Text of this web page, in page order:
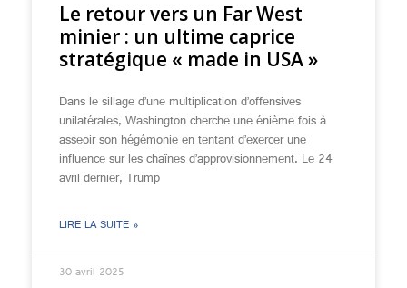
Le retour vers un Far West
minier : un ultime caprice
stratégique « made in USA »
Dans le sillage d’une multiplication d’offensives
unilatérales, Washington cherche une énième fois à
asseoir son hégémonie en tentant d’exercer une
influence sur les chaînes d’approvisionnement. Le 24
avril dernier, Trump
LIRE LA SUITE »
30 avril 2025